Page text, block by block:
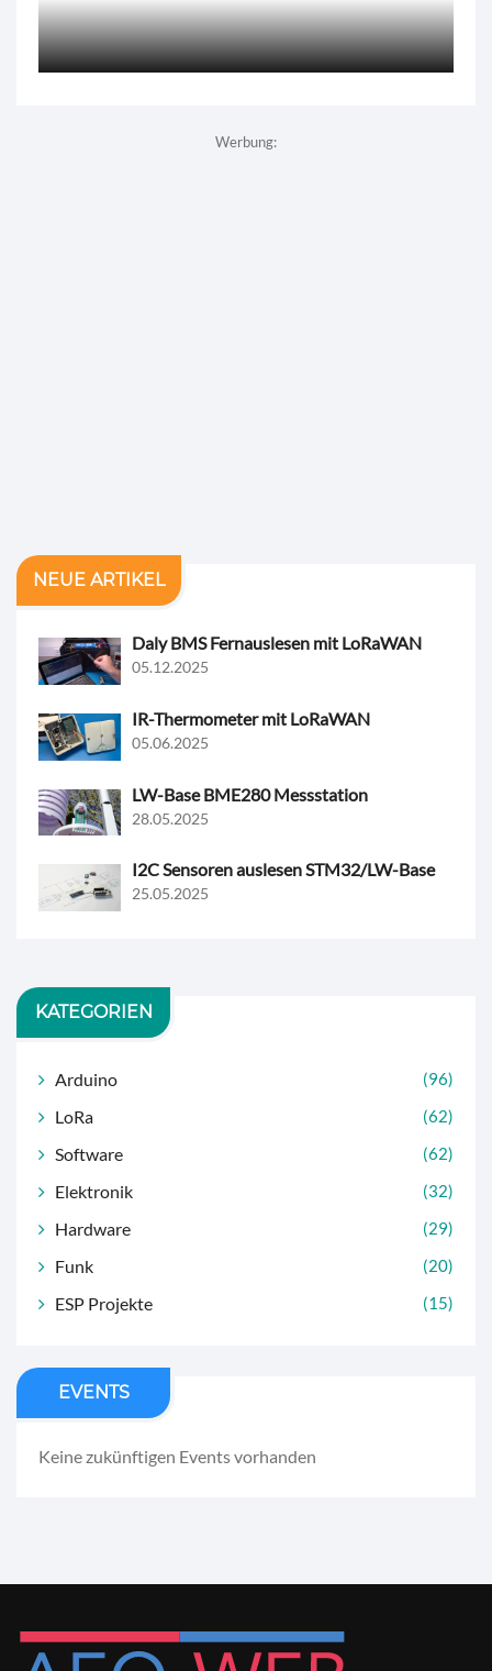
Werbung:
NEUE ARTIKEL
Daly BMS Fernauslesen mit LoRaWAN
05.12.2025
IR-Thermometer mit LoRaWAN
05.06.2025
LW-Base BME280 Messstation
28.05.2025
I2C Sensoren auslesen STM32/LW-Base
25.05.2025
KATEGORIEN
Arduino (96)
LoRa (62)
Software (62)
Elektronik (32)
Hardware (29)
Funk (20)
ESP Projekte (15)
EVENTS
Keine zukünftigen Events vorhanden